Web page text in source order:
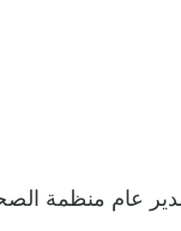
عام منظمة